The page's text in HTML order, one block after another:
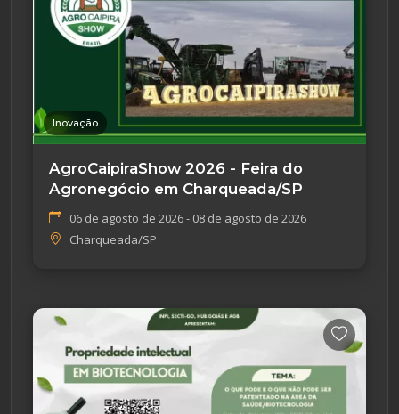
Inovação
AgroCaipiraShow 2026 - Feira do
Agronegócio em Charqueada/SP
06 de agosto de 2026 - 08 de agosto de 2026
Charqueada/SP